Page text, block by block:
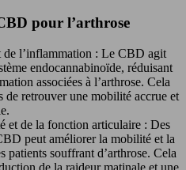
pour l’arthrose
de l’inflammation : Le CBD agit
endocannabinoïde, réduisant
associées à l’arthrose. Cela
de retrouver une mobilité accrue et
et de la fonction articulaire : Des
peut améliorer la mobilité et la
patients souffrant d’arthrose. Cela
de la raideur matinale et une